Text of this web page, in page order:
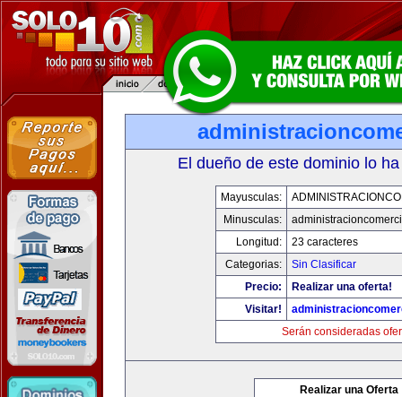
El dueño de este dominio lo
Mayusculas:
Minusculas:
Longitud:
23 caracteres
Categorias:
Sin Clasificar
Precio:
Realizar una oferta!
Visitar!
Serán consideradas
Realizar una Oferta